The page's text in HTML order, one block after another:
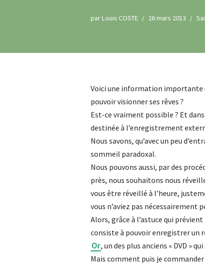
parLouis COSTE 26 mars 2013
Voici une information importante
pouvoir visionner ses rêves ?
Est-ce vraiment possible ? Et
destinée à l’enregistrement
Nous savons, qu’avec un peu
sommeil paradoxal.
Nous pouvons aussi, par des
près, nous souhaitons nous
vous être réveillé à l’heure,
vous n’aviez pas
Alors, grâce à l’astuce qui
consiste à pouvoir enregistrer un
Or, un des plus anciens « DVD »
Mais comment puis je